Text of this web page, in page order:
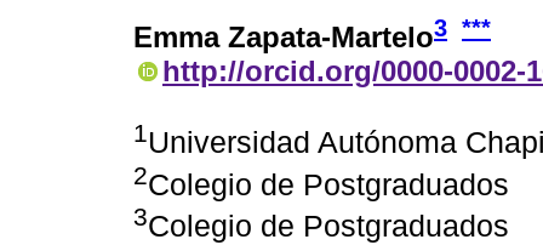
Emma Zapata-Martelo3 ***
http://orcid.org/0000-0002-
1Universidad Autónoma
2Colegio de Postgraduados
3Colegio de Postgraduados